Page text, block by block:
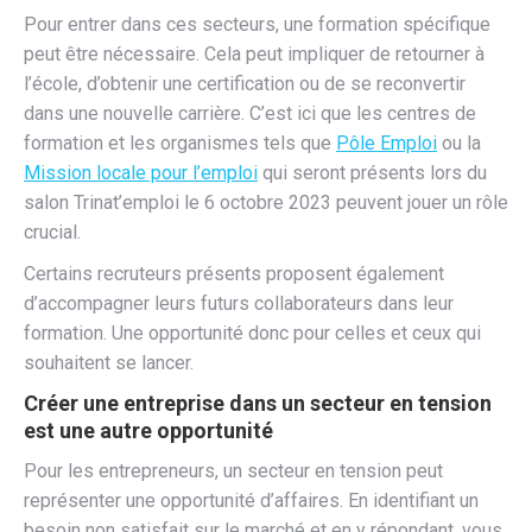
Pour entrer dans ces secteurs, une formation spécifique
peut être nécessaire. Cela peut impliquer de retourner à
l’école, d’obtenir une certification ou de se reconvertir
dans une nouvelle carrière. C’est ici que les centres de
formation et les organismes tels que Pôle Emploi ou la
Mission locale pour l’emploi qui seront présents lors du
salon Trinat’emploi le 6 octobre 2023 peuvent jouer un rôle
crucial.
Certains recruteurs présents proposent également
d’accompagner leurs futurs collaborateurs dans leur
formation. Une opportunité donc pour celles et ceux qui
souhaitent se lancer.
Créer une entreprise dans un secteur en tension
est une autre opportunité
Pour les entrepreneurs, un secteur en tension peut
représenter une opportunité d’affaires. En identifiant un